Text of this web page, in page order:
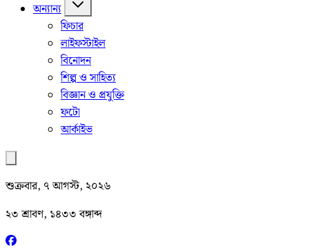
অন্যান্য
ফিচার
লাইফস্টাইল
বিনোদন
শিল্প ও সাহিত্য
বিজ্ঞান ও প্রযুক্তি
ফটো
আর্কাইভ
শুক্রবার, ৭ আগস্ট, ২০২৬
২৩ শ্রাবণ, ১৪৩৩ বঙ্গাব্দ